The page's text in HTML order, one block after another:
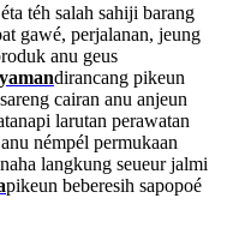
téh salah sahiji barang
gawé, perjalanan, jeung
anu geus
dirancang pikeun
cairan anu anjeun
larutan perawatan
némpél permukaan
langkung seueur jalmi
pikeun beberesih sapopoé